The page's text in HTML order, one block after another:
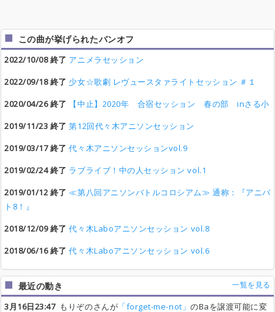
この曲が挙げられたバンオフ
2022/10/08 終了 アニメラセッション
2022/09/18 終了 少女☆歌劇 レヴュースタァライトセッション ＃１
2020/04/26 終了
【中止】2020年 合宿セッション 春の部 inさる小
2019/11/23 終了 第12回代々木アニソンセッション
2019/03/17 終了 代々木アニソンセッションvol.9
2019/02/24 終了 ラブライブ！中の人セッション vol.1
2019/01/12 終了 ≪第八回アニソンバトルコロシアム≫ 通称：『アニバ
ト8！』
2018/12/09 終了 代々木Laboアニソンセッション vol.8
2018/06/16 終了 代々木Laboアニソンセッション vol.6
最近の動き 一覧を見る
3月16日23:47もりぞのさんが 「forget-me-not」のBaを譲渡可能に変